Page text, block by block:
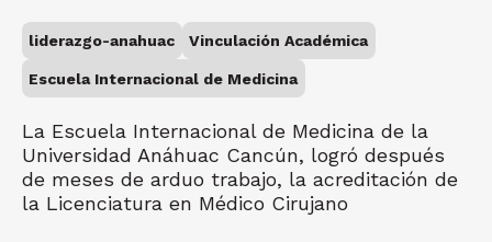
liderazgo-anahuac Vinculación Académica
Escuela Internacional de Medicina
La Escuela Internacional de Medicina de la
Universidad Anáhuac Cancún, logró después
de meses de arduo trabajo, la acreditación de
la Licenciatura en Médico Cirujano